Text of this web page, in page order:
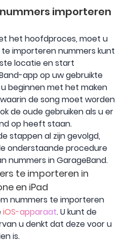
nummers importeren
het hoofdproces, moet u
importeren nummers kunt
locatie en start
app op uw gebruikte
beginnen met het maken
de song moet worden
de oude gebruiken als u er
op heeft staan.
stappen al zijn gevolgd,
onderstaande procedure
nummers in GarageBand.
te importeren in
en iPad
nummers te importeren
iOS-apparaat. U kunt de
u denkt dat deze voor u
is.